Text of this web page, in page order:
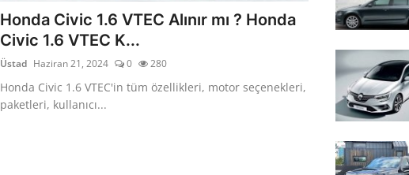
Honda Civic 1.6 VTEC Alınır mı ? Honda
Civic 1.6 VTEC K...
Üstad Haziran 21, 2024 0 280
Honda Civic 1.6 VTEC'in tüm özellikleri, motor seçenekleri,
paketleri, kullanıcı...